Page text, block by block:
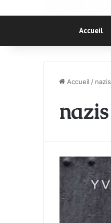
Accueil
Accueil / nazis
nazis